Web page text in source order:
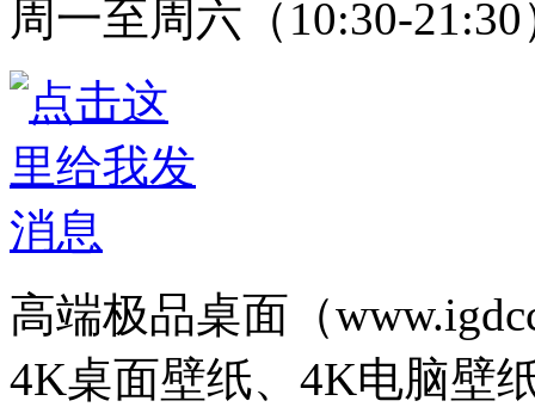
周一至周六（10:30-21:30
高端极品桌面（
4K桌面壁纸、4K电脑壁